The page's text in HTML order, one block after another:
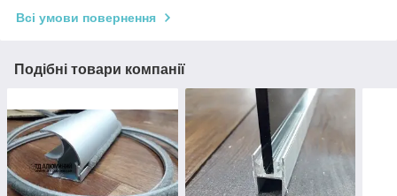
Всі умови повернення
Подібні товари компанії